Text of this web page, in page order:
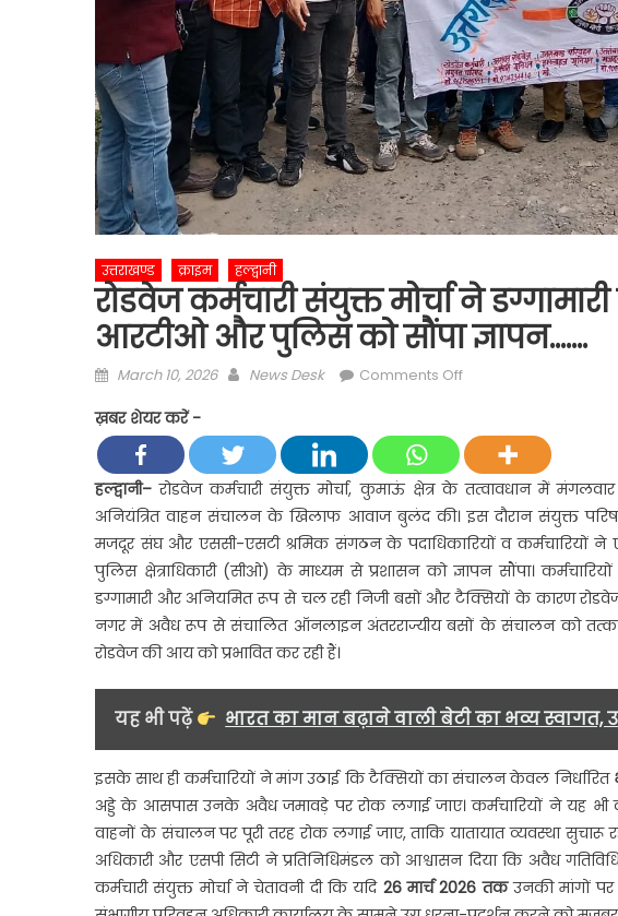
उत्तराखण्ड क्राइम हल्द्वानी
रोडवेज कर्मचारी संयुक्त मोर्चा ने
आरटीओ और पुलिस को सौंपा ज्ञापन…….
Posted
March 10, 2026 Author
News Desk Comments Offon
संयुक्त
मोर्चा
ने
डग्गामारी
के
खिलाफ
खोला
मोर्चा;
को
सौंपा
ज्ञापन…….
ख़बर शेयर करें -
हल्द्वानी–रोडवेज कर्मचारी संयुक्त मोर्चा, कुमाऊं क्षेत्र के तत्वावधान में
अनियंत्रित वाहन संचालन के खिलाफ आवाज बुलंद की। इस दौरान संयुक्त
मजदूर संघ और एससी-एसटी श्रमिक संगठन के पदाधिकारियों व कर्मचारियों
पुलिस क्षेत्राधिकारी (सीओ) के माध्यम से प्रशासन को ज्ञापन सौंपा।
डग्गामारी और अनियमित रूप से चल रही निजी बसों और टैक्सियों के कारण
नगर में अवैध रूप से संचालित ऑनलाइन अंतरराज्यीय बसों के संचालन को
रोडवेज की आय को प्रभावित कर रही हैं।
यह भी पढ़ें भारत का मान बढ़ाने वाली बेटी का भव्य स्वागत,
इसके साथ ही कर्मचारियों ने मांग उठाई कि टैक्सियों का संचालन केवल निर्धारित
अड्डे के आसपास उनके अवैध जमावड़े पर रोक लगाई जाए। कर्मचारियों ने यह
वाहनों के संचालन पर पूरी तरह रोक लगाई जाए, ताकि यातायात व्यवस्था
अधिकारी और एसपी सिटी ने प्रतिनिधिमंडल को आश्वासन दिया कि अवैध
कर्मचारी संयुक्त मोर्चा ने चेतावनी दी कि यदि 26मार्च 2026तकउनकी मांगों पर